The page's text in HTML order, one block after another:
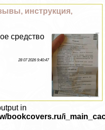
инструкция,
средство
28 07 2026 9:40:47
in
bookcovers.ru/